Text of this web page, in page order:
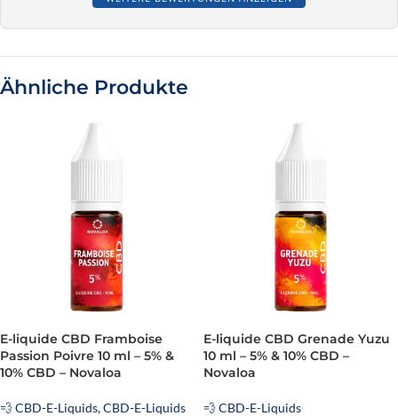
Ähnliche Produkte
E-liquide CBD Framboise
Passion Poivre 10 ml – 5% &
10% CBD – Novaloa
💨 CBD-E-Liquids,CBD-E-Liquids
E-liquide CBD Grenade Yuzu
10 ml – 5% & 10% CBD –
Novaloa
💨 CBD-E-Liquids